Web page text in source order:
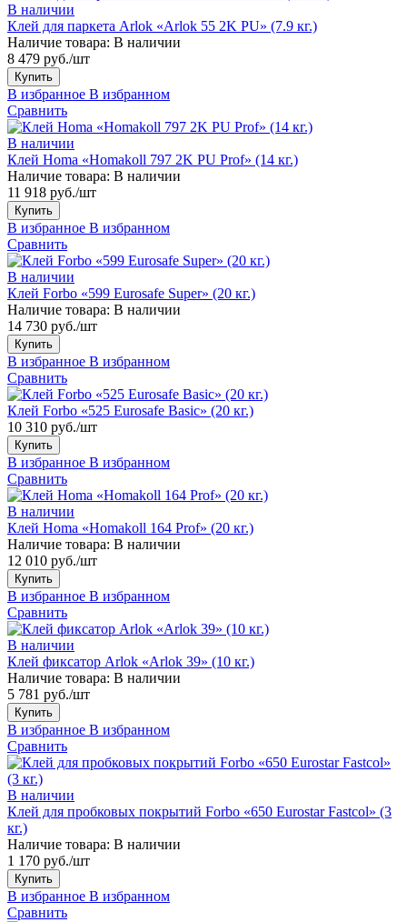
В наличии
Клей для паркета Arlok «Arlok 55 2K PU» (7.9 кг.)
Наличие товара: В наличии
8 479 руб./шт
Купить
В избранное В избранном
Сравнить
В наличии
Клей Homa «Homakoll 797 2K PU Prof» (14 кг.)
Наличие товара: В наличии
11 918 руб./шт
Купить
В избранное В избранном
Сравнить
В наличии
Клей Forbo «599 Eurosafe Super» (20 кг.)
Наличие товара: В наличии
14 730 руб./шт
Купить
В избранное В избранном
Сравнить
Клей Forbo «525 Eurosafe Basic» (20 кг.)
10 310 руб./шт
Купить
В избранное В избранном
Сравнить
В наличии
Клей Homa «Homakoll 164 Prof» (20 кг.)
Наличие товара: В наличии
12 010 руб./шт
Купить
В избранное В избранном
Сравнить
В наличии
Клей фиксатор Arlok «Arlok 39» (10 кг.)
Наличие товара: В наличии
5 781 руб./шт
Купить
В избранное В избранном
Сравнить
В наличии
Клей для пробковых покрытий Forbo «650 Eurostar Fastcol» (3
кг.)
Наличие товара: В наличии
1 170 руб./шт
Купить
В избранное В избранном
Сравнить